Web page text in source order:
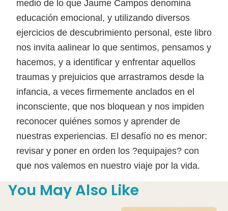
medio de lo que Jaume Campos denomina
educación emocional, y utilizando diversos
ejercicios de descubrimiento personal, este libro
nos invita aalinear lo que sentimos, pensamos y
hacemos, y a identificar y enfrentar aquellos
traumas y prejuicios que arrastramos desde la
infancia, a veces firmemente anclados en el
inconsciente, que nos bloquean y nos impiden
reconocer quiénes somos y aprender de
nuestras experiencias. El desafío no es menor:
revisar y poner en orden los ?equipajes? con
que nos valemos en nuestro viaje por la vida.
You May Also Like